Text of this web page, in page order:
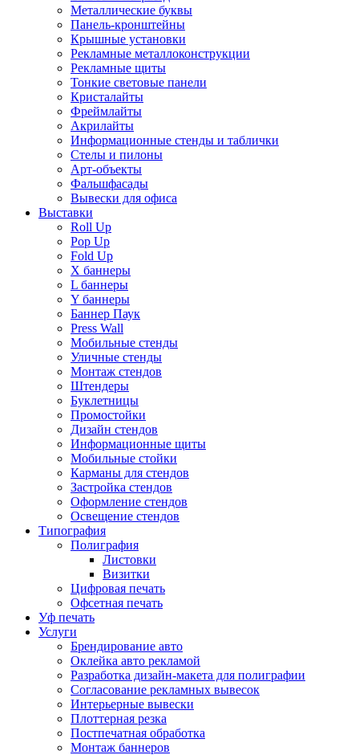
Металлические буквы
Панель-кронштейны
Крышные установки
Рекламные металлоконструкции
Рекламные щиты
Тонкие световые панели
Кристалайты
Фреймлайты
Акрилайты
Информационные стенды и таблички
Стелы и пилоны
Арт-объекты
Фальшфасады
Вывески для офиса
Выставки
Roll Up
Pop Up
Fold Up
Х баннеры
L баннеры
Y баннеры
Баннер Паук
Press Wall
Мобильные стенды
Уличные стенды
Монтаж стендов
Штендеры
Буклетницы
Промостойки
Дизайн стендов
Информационные щиты
Мобильные стойки
Карманы для стендов
Застройка стендов
Оформление стендов
Освещение стендов
Типография
Полиграфия
Листовки
Визитки
Цифровая печать
Офсетная печать
Уф печать
Услуги
Брендирование авто
Оклейка авто рекламой
Разработка дизайн-макета для полиграфии
Согласование рекламных вывесок
Интерьерные вывески
Плоттерная резка
Постпечатная обработка
Монтаж баннеров